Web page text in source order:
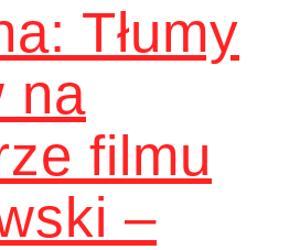
Tłumy
na
filmu
–